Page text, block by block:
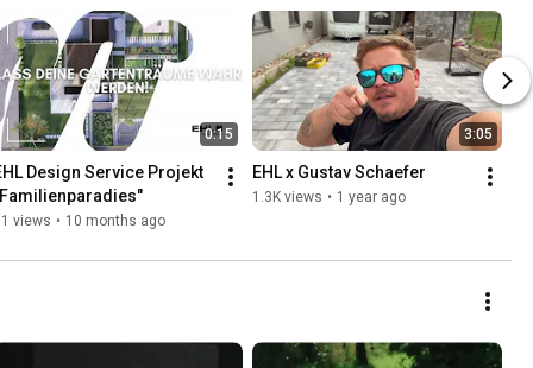
0:15
Design Service Projekt
views • 10 months ago
3:05
EHL x Gustav Schaefer
1.3K views • 1 year ago